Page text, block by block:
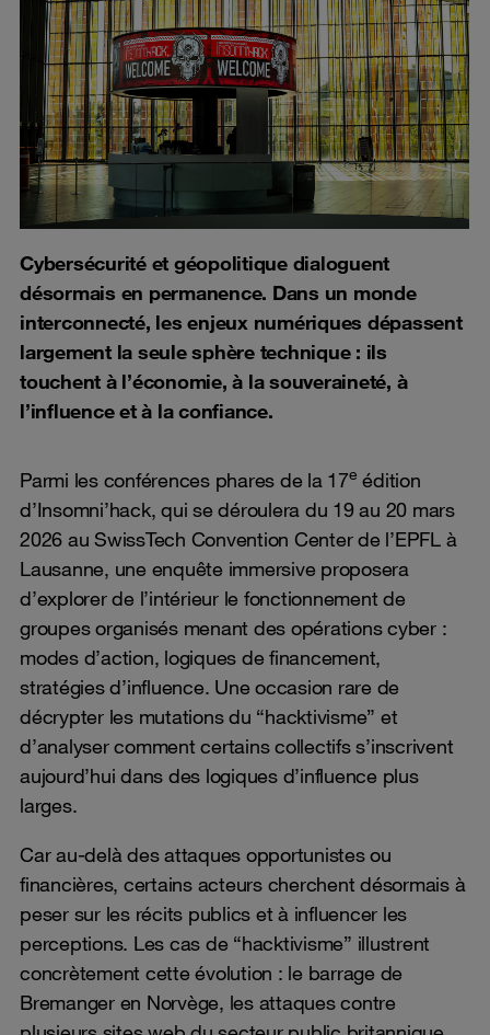
Cybersécurité et géopolitique dialoguent
désormais en permanence. Dans un monde
interconnecté, les enjeux numériques dépassent
largement la seule sphère technique : ils
touchent à l’économie, à la souveraineté, à
l’influence et à la confiance.
Parmi les conférences phares de la 17e édition
d’Insomni’hack, qui se déroulera du 19 au 20 mars
2026 au SwissTech Convention Center de l’EPFL à
Lausanne, une enquête immersive proposera
d’explorer de l’intérieur le fonctionnement de
groupes organisés menant des opérations cyber :
modes d’action, logiques de financement,
stratégies d’influence. Une occasion rare de
décrypter les mutations du “hacktivisme” et
d’analyser comment certains collectifs s’inscrivent
aujourd’hui dans des logiques d’influence plus
larges.
Car au-delà des attaques opportunistes ou
financières, certains acteurs cherchent désormais à
peser sur les récits publics et à influencer les
perceptions. Les cas de “hacktivisme” illustrent
concrètement cette évolution : le barrage de
Bremanger en Norvège, les attaques contre